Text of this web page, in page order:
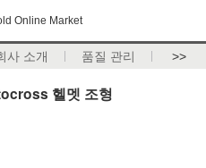
Online Market
사 소개 품질 관리 >>
헬멧 조형